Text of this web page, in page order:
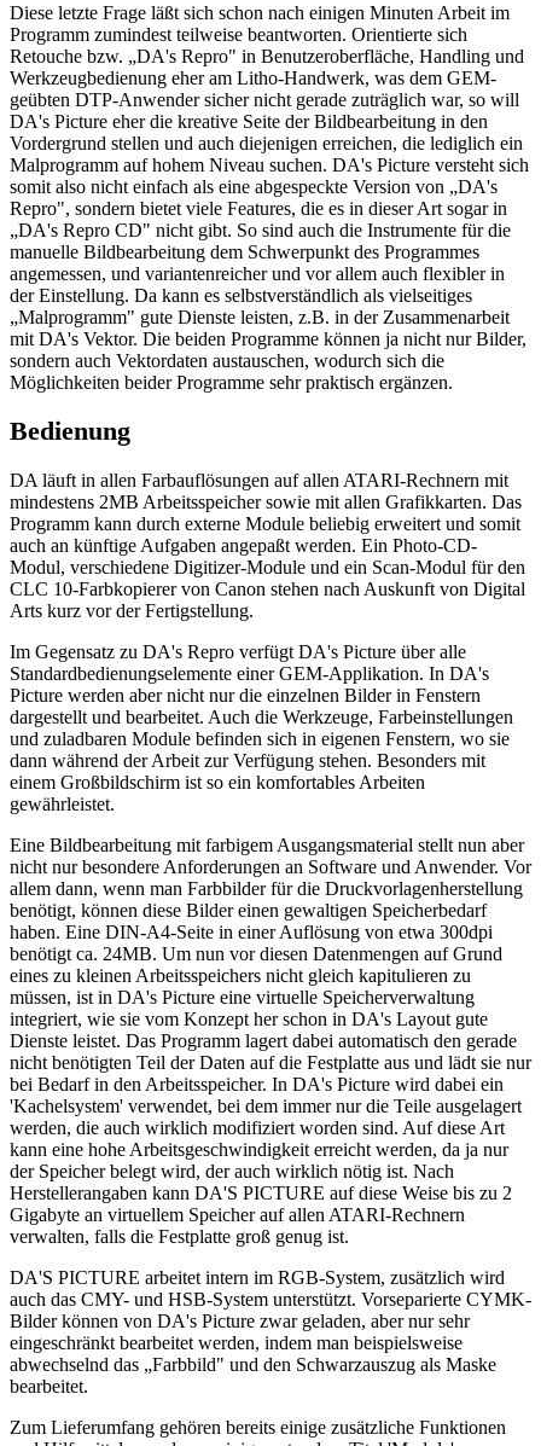
Diese letzte Frage läßt sich schon nach einigen Minuten Arbeit im
Programm zumindest teilweise beantworten. Orientierte sich
Retouche bzw. „DA's Repro" in Benutzeroberfläche, Handling und
Werkzeugbedienung eher am Litho-Handwerk, was dem GEM-
geübten DTP-Anwender sicher nicht gerade zuträglich war, so will
DA's Picture eher die kreative Seite der Bildbearbeitung in den
Vordergrund stellen und auch diejenigen erreichen, die lediglich ein
Malprogramm auf hohem Niveau suchen. DA's Picture versteht sich
somit also nicht einfach als eine abgespeckte Version von „DA's
Repro", sondern bietet viele Features, die es in dieser Art sogar in
„DA's Repro CD" nicht gibt. So sind auch die Instrumente für die
manuelle Bildbearbeitung dem Schwerpunkt des Programmes
angemessen, und variantenreicher und vor allem auch flexibler in
der Einstellung. Da kann es selbstverständlich als vielseitiges
„Malprogramm" gute Dienste leisten, z.B. in der Zusammenarbeit
mit DA's Vektor. Die beiden Programme können ja nicht nur Bilder,
sondern auch Vektordaten austauschen, wodurch sich die
Möglichkeiten beider Programme sehr praktisch ergänzen.
Bedienung
DA läuft in allen Farbauflösungen auf allen ATARI-Rechnern mit
mindestens 2MB Arbeitsspeicher sowie mit allen Grafikkarten. Das
Programm kann durch externe Module beliebig erweitert und somit
auch an künftige Aufgaben angepaßt werden. Ein Photo-CD-
Modul, verschiedene Digitizer-Module und ein Scan-Modul für den
CLC 10-Farbkopierer von Canon stehen nach Auskunft von Digital
Arts kurz vor der Fertigstellung.
Im Gegensatz zu DA's Repro verfügt DA's Picture über alle
Standardbedienungselemente einer GEM-Applikation. In DA's
Picture werden aber nicht nur die einzelnen Bilder in Fenstern
dargestellt und bearbeitet. Auch die Werkzeuge, Farbeinstellungen
und zuladbaren Module befinden sich in eigenen Fenstern, wo sie
dann während der Arbeit zur Verfügung stehen. Besonders mit
einem Großbildschirm ist so ein komfortables Arbeiten
gewährleistet.
Eine Bildbearbeitung mit farbigem Ausgangsmaterial stellt nun aber
nicht nur besondere Anforderungen an Software und Anwender. Vor
allem dann, wenn man Farbbilder für die Druckvorlagenherstellung
benötigt, können diese Bilder einen gewaltigen Speicherbedarf
haben. Eine DIN-A4-Seite in einer Auflösung von etwa 300dpi
benötigt ca. 24MB. Um nun vor diesen Datenmengen auf Grund
eines zu kleinen Arbeitsspeichers nicht gleich kapitulieren zu
müssen, ist in DA's Picture eine virtuelle Speicherverwaltung
integriert, wie sie vom Konzept her schon in DA's Layout gute
Dienste leistet. Das Programm lagert dabei automatisch den gerade
nicht benötigten Teil der Daten auf die Festplatte aus und lädt sie nur
bei Bedarf in den Arbeitsspeicher. In DA's Picture wird dabei ein
'Kachelsystem' verwendet, bei dem immer nur die Teile ausgelagert
werden, die auch wirklich modifiziert worden sind. Auf diese Art
kann eine hohe Arbeitsgeschwindigkeit erreicht werden, da ja nur
der Speicher belegt wird, der auch wirklich nötig ist. Nach
Herstellerangaben kann DA'S PICTURE auf diese Weise bis zu 2
Gigabyte an virtuellem Speicher auf allen ATARI-Rechnern
verwalten, falls die Festplatte groß genug ist.
DA'S PICTURE arbeitet intern im RGB-System, zusätzlich wird
auch das CMY- und HSB-System unterstützt. Vorseparierte CYMK-
Bilder können von DA's Picture zwar geladen, aber nur sehr
eingeschränkt bearbeitet werden, indem man beispielsweise
abwechselnd das „Farbbild" und den Schwarzauszug als Maske
bearbeitet.
Zum Lieferumfang gehören bereits einige zusätzliche Funktionen